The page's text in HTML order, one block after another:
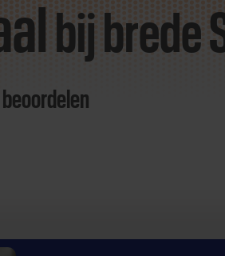
bij brede